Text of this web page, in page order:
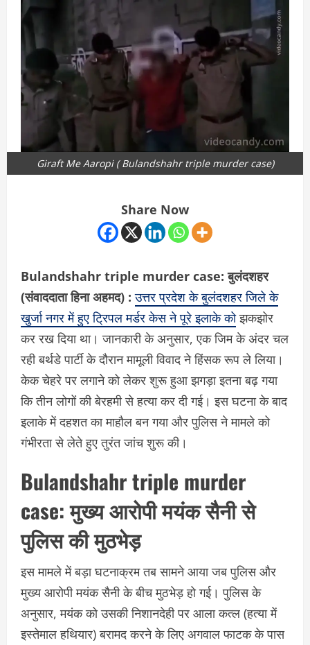
Giraft Me Aaropi ( Bulandshahr triple murder case)
Share Now
Bulandshahr triple murder case: बुलंदशहर
(संवाददाता हिना अहमद) : उत्तर प्रदेश के बुलंदशहर जिले के
खुर्जा नगर में हुए ट्रिपल मर्डर केस ने पूरे इलाके कोझकझोर
कर रख दिया था। जानकारी के अनुसार, एक जिम के अंदर चल
रही बर्थडे पार्टी के दौरान मामूली विवाद ने हिंसक रूप ले लिया।
केक चेहरे पर लगाने को लेकर शुरू हुआ झगड़ा इतना बढ़ गया
कि तीन लोगों की बेरहमी से हत्या कर दी गई। इस घटना के बाद
इलाके में दहशत का माहौल बन गया और पुलिस ने मामले को
गंभीरता से लेते हुए तुरंत जांच शुरू की।
Bulandshahr triple murder
case:मुख्य आरोपी मयंक सैनी से
पुलिस की मुठभेड़
इस मामले में बड़ा घटनाक्रम तब सामने आया जब पुलिस और
मुख्य आरोपी मयंक सैनी के बीच मुठभेड़ हो गई। पुलिस के
अनुसार, मयंक को उसकी निशानदेही पर आला कत्ल (हत्या में
इस्तेमाल हथियार) बरामद करने के लिए अगवाल फाटक के पास